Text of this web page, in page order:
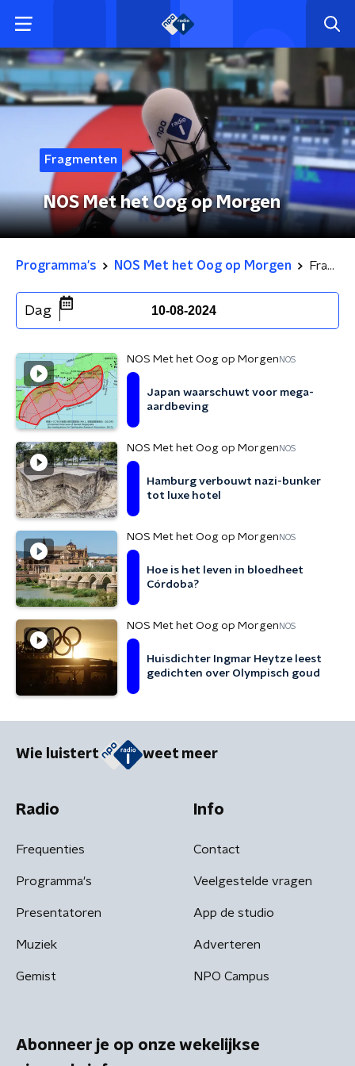
Fragmenten
NOS Met het Oog op Morgen
Programma's NOS Met het Oog op Morgen Fragmenten
Dag 10-08-2024
NOS Met het Oog op Morgen NOS
Japan waarschuwt voor mega-
aardbeving
NOS Met het Oog op Morgen NOS
Hamburg verbouwt nazi-bunker
tot luxe hotel
NOS Met het Oog op Morgen NOS
Hoe is het leven in bloedheet
Córdoba?
NOS Met het Oog op Morgen NOS
Huisdichter Ingmar Heytze leest
gedichten over Olympisch goud
Wie luistert weet meer
Radio
Frequenties
Programma's
Presentatoren
Muziek
Gemist
Info
Contact
Veelgestelde vragen
App de studio
Adverteren
NPO Campus
Abonneer je op onze wekelijkse